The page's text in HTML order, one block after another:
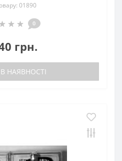
01890
0
грн.
НАЯВНОСТІ